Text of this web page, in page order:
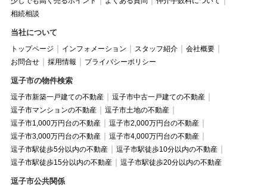
相続相談
当社について
トップページ インフォメーション スタッフ紹介
会社概要
お問合せ
採用情報 プライバシーポリシー
逗子市の物件検索
逗子市新築一戸建ての不動産
逗子市中古一戸建ての不動産
逗子市マンションの不動産
逗子市土地の不動産
逗子市1,000万円台の不動産
逗子市2,000万円台の不動産
逗子市3,000万円台の不動産
逗子市4,000万円台の不動産
逗子市駅徒歩5分以内の不動産
逗子市駅徒歩10分以内の不動産
逗子市駅徒歩15分以内の不動産
逗子市駅徒歩20分以内の不動産
逗子市公共関係